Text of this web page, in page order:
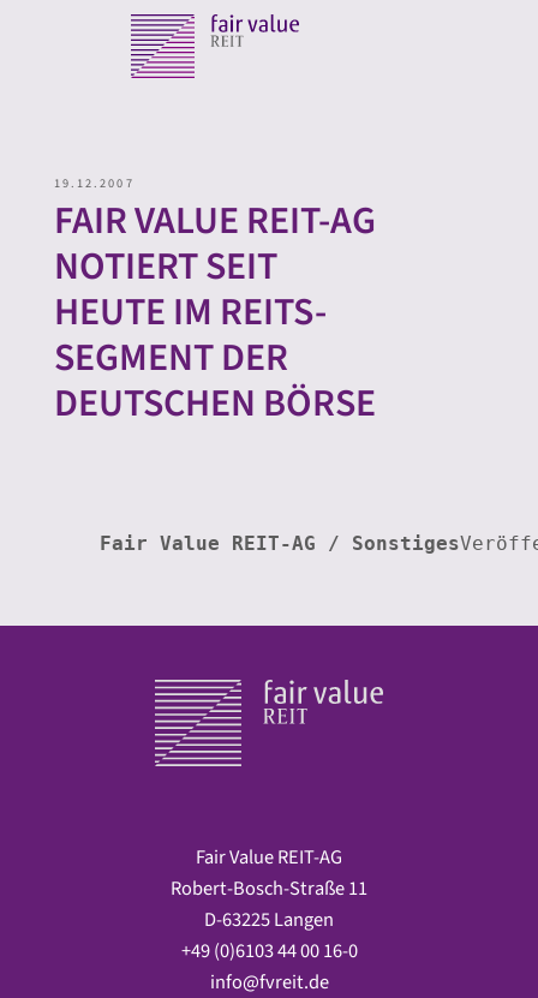
19.12.2007
FAIR VALUE REIT-AG
NOTIERT SEIT
HEUTE IM REITS-
SEGMENT DER
DEUTSCHEN BÖRSE
Fair Value REIT-AG / Sonstiges
Fair Value REIT-AG
Robert-Bosch-Straße 11
D-63225 Langen
+49 (0)6103 44 00 16-0
info@fvreit.de